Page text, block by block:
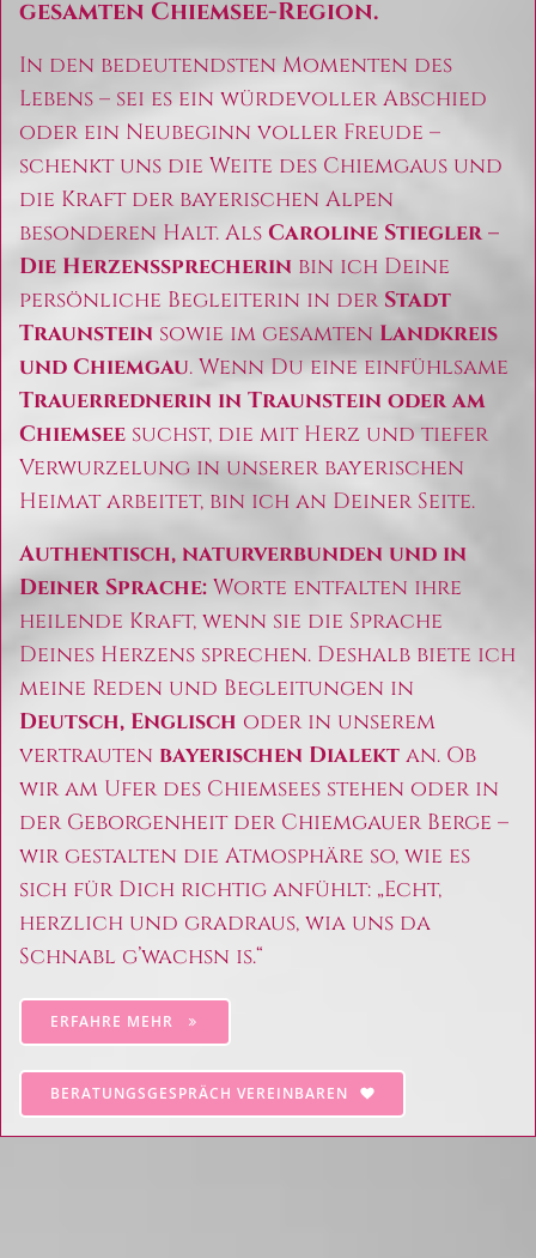
gesamten Chiemsee-Region.
In den bedeutendsten Momenten des
Lebens – sei es ein würdevoller Abschied
oder ein Neubeginn voller Freude –
schenkt uns die Weite des Chiemgaus und
die Kraft der bayerischen Alpen
besonderen Halt. Als Caroline Stiegler –
Die Herzenssprecherin bin ich Deine
persönliche Begleiterin in der Stadt
Traunstein sowie im gesamten Landkreis
und Chiemgau. Wenn Du eine einfühlsame
Trauerrednerin in Traunstein oder am
Chiemsee suchst, die mit Herz und tiefer
Verwurzelung in unserer bayerischen
Heimat arbeitet, bin ich an Deiner Seite.
Authentisch, naturverbunden und in
Deiner Sprache: Worte entfalten ihre
heilende Kraft, wenn sie die Sprache
Deines Herzens sprechen. Deshalb biete ich
meine Reden und Begleitungen in
Deutsch, Englisch oder in unserem
vertrauten bayerischen Dialekt an. Ob
wir am Ufer des Chiemsees stehen oder in
der Geborgenheit der Chiemgauer Berge –
wir gestalten die Atmosphäre so, wie es
sich für Dich richtig anfühlt: „Echt,
herzlich und gradraus, wia uns da
Schnabl g’wachsn is.“
ERFAHRE MEHR
BERATUNGSGESPRÄCH VEREINBAREN